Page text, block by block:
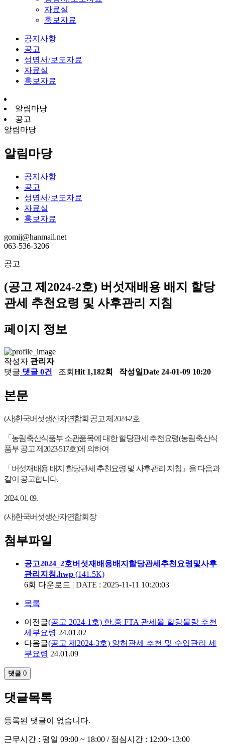
자료실
홍보자료
공지사항
공고
성명서/보도자료
자료실
홍보자료
알림마당
공고
알림마당
알림마당
공지사항
공고
성명서/보도자료
자료실
홍보자료
gomij@hanmail.net
063-536-3206
공고
(공고 제2024-2호) 버섯재배용 배지 할당
관세 추천요령 및 사후관리 지침
페이지 정보
작성자 관리자
댓글 댓글 0건 조회 Hit 1,182회 작성일Date 24-01-09 10:20
본문
(사)한국버섯생산자연합회 공고 제2024-2호
「농림축산식품부 소관품목에 대한 할당관세 추천요령(농림축산식
품부 공고 제2023-517호)에 의하여
「버섯재배용 배지 할당관세 추천요령 및 사후관리 지침」을 다음과
같이 공고합니다.
2024. 01. 09.
(사)한국버섯생산자연합회장
첨부파일
공고2024_2호버섯재배용배지할당관세추천요령및사후
관리지침.hwp (141.5K)
6회 다운로드 | DATE : 2025-11-11 10:20:03
목록
이전글(공고 2024-1호) 한.중 FTA 관세율 할당물량 추천
세부요령 24.01.02
다음글(공고 제2024-3호) 양허관세 추천 및 수입관리 세
부요령 24.01.09
댓글 0
댓글목록
등록된 댓글이 없습니다.
근무시간 : 평일 09:00 ~ 18:00 / 점심시간 : 12:00~13:00